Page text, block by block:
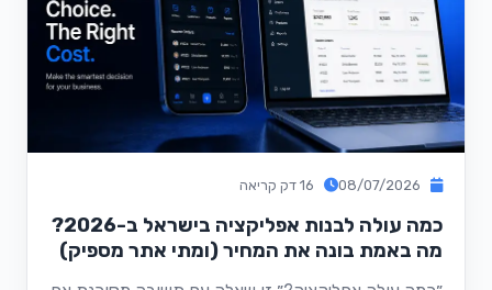
כמה עולה לבנות אפליקציה בישראל ב-2026?
מה באמת בונה את המחיר (ומתי אתר מספיק)